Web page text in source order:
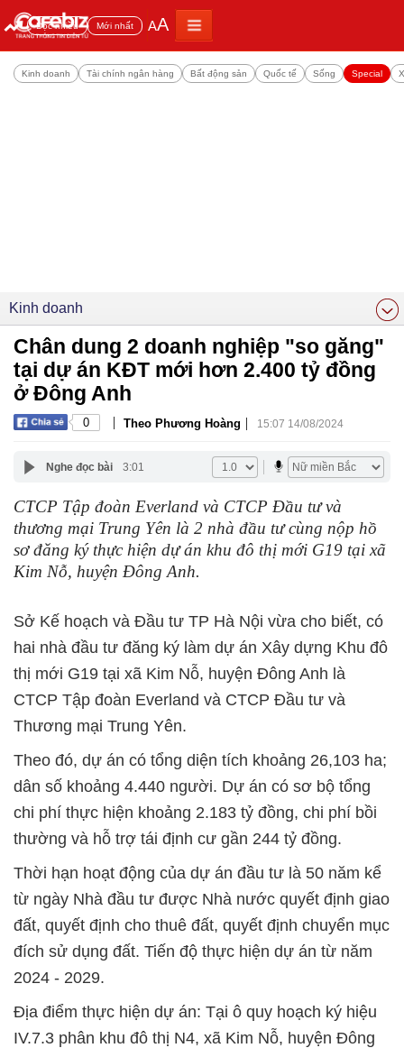
Đọc nhiều Mới nhất AA
Kinh doanh Tài chính ngân hàng Bất động sản Quốc tế Sống Special
Kinh doanh
Chân dung 2 doanh nghiệp "so găng"
tại dự án KĐT mới hơn 2.400 tỷ đồng
ở Đông Anh
0 | Theo Phương Hoàng | 15:07 14/08/2024
Nghe đọc bài 3:01
CTCP Tập đoàn Everland và CTCP Đầu tư và
thương mại Trung Yên là 2 nhà đầu tư cùng nộp hồ
sơ đăng ký thực hiện dự án khu đô thị mới G19 tại xã
Kim Nỗ, huyện Đông Anh.
Sở Kế hoạch và Đầu tư TP Hà Nội vừa cho biết, có
hai nhà đầu tư đăng ký làm dự án Xây dựng Khu đô
thị mới G19 tại xã Kim Nỗ, huyện Đông Anh là
CTCP Tập đoàn Everland và CTCP Đầu tư và
Thương mại Trung Yên.
Theo đó, dự án có tổng diện tích khoảng 26,103 ha;
dân số khoảng 4.440 người. Dự án có sơ bộ tổng
chi phí thực hiện khoảng 2.183 tỷ đồng, chi phí bồi
thường và hỗ trợ tái định cư gần 244 tỷ đồng.
Thời hạn hoạt động của dự án đầu tư là 50 năm kể
từ ngày Nhà đầu tư được Nhà nước quyết định giao
đất, quyết định cho thuê đất, quyết định chuyển mục
đích sử dụng đất. Tiến độ thực hiện dự án từ năm
2024 - 2029.
Địa điểm thực hiện dự án: Tại ô quy hoạch ký hiệu
IV.7.3 phân khu đô thị N4, xã Kim Nỗ, huyện Đông